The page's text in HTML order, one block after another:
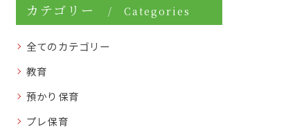
カテゴリー Categories
全てのカテゴリー
教育
預かり保育
プレ保育